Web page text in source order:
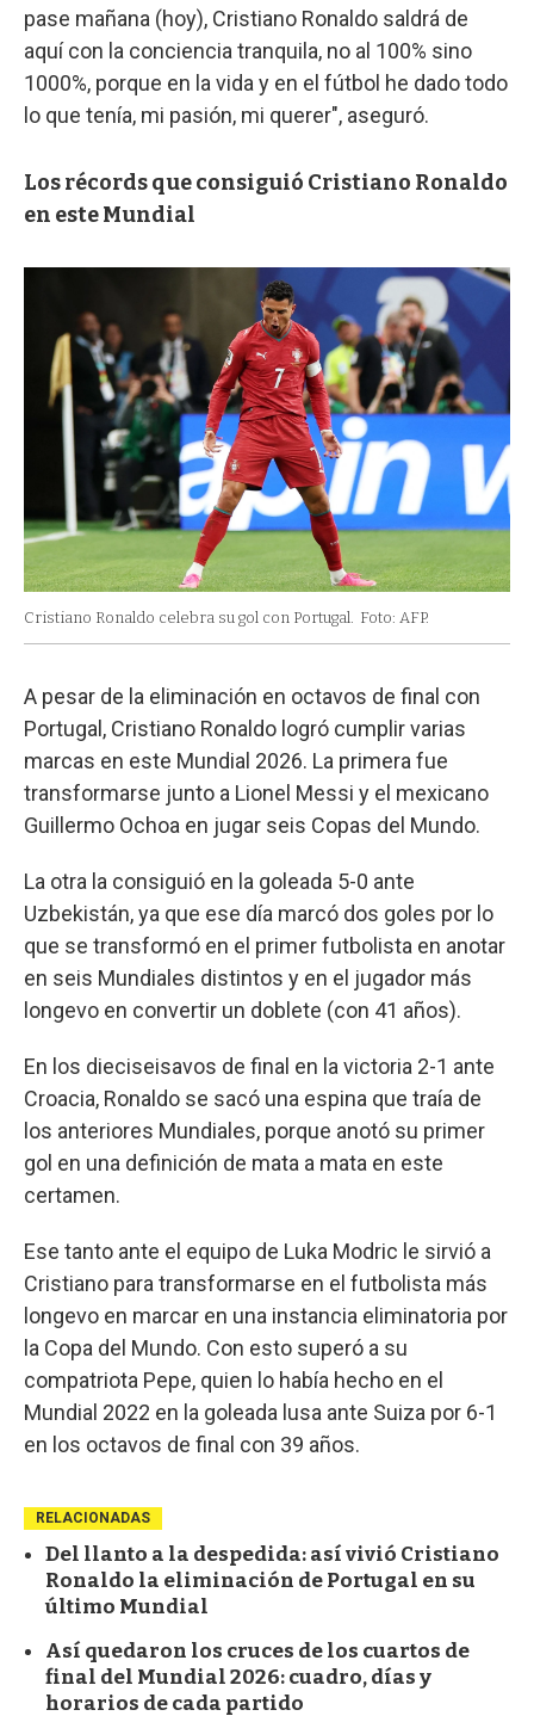
pase mañana (hoy), Cristiano Ronaldo saldrá de
aquí con la conciencia tranquila, no al 100% sino
1000%, porque en la vida y en el fútbol he dado todo
lo que tenía, mi pasión, mi querer", aseguró.
Los récords que consiguió Cristiano Ronaldo
en este Mundial
Cristiano Ronaldo celebra su gol con Portugal. Foto: AFP.
A pesar de la eliminación en octavos de final con
Portugal, Cristiano Ronaldo logró cumplir varias
marcas en este Mundial 2026. La primera fue
transformarse junto a Lionel Messi y el mexicano
Guillermo Ochoa en jugar seis Copas del Mundo.
La otra la consiguió en la goleada 5-0 ante
Uzbekistán, ya que ese día marcó dos goles por lo
que se transformó en el primer futbolista en anotar
en seis Mundiales distintos y en el jugador más
longevo en convertir un doblete (con 41 años).
En los dieciseisavos de final en la victoria 2-1 ante
Croacia, Ronaldo se sacó una espina que traía de
los anteriores Mundiales, porque anotó su primer
gol en una definición de mata a mata en este
certamen.
Ese tanto ante el equipo de Luka Modric le sirvió a
Cristiano para transformarse en el futbolista más
longevo en marcar en una instancia eliminatoria por
la Copa del Mundo. Con esto superó a su
compatriota Pepe, quien lo había hecho en el
Mundial 2022 en la goleada lusa ante Suiza por 6-1
en los octavos de final con 39 años.
RELACIONADAS
Del llanto a la despedida: así vivió Cristiano
Ronaldo la eliminación de Portugal en su
último Mundial
Así quedaron los cruces de los cuartos de
final del Mundial 2026: cuadro, días y
horarios de cada partido